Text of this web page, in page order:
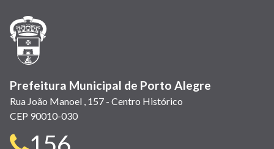
janela)
Prefeitura Municipal de Porto Alegre
Rua João Manoel , 157 - Centro Histórico
CEP 90010-030